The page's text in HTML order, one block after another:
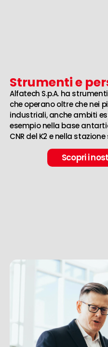
Strumenti e
Alfatech S.p.A. ha
che operano oltre che nei
industriali, anche ambiti
esempio nella base
CNR del K2 e nella
Scopri i